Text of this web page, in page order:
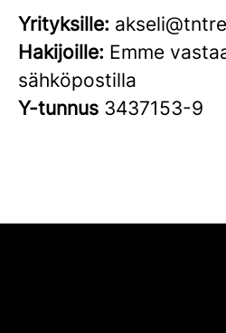
Yrityksille:
Hakijoille: Emme
sähköpostilla
Y-tunnus 3437153-9